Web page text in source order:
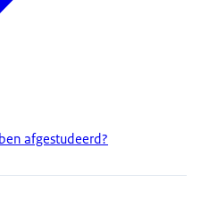
afgestudeerd?